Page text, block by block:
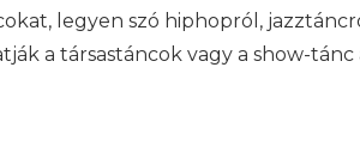
legyen szó hiphopról,
a társastáncok vagy a show-